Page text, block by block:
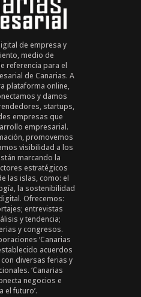
de empresa y
medio de
referencia para el
de Canarias. A
plataforma online,
y damos
startups,
empresas que
empresarial.
promovemos
visibilidad a los
marcando la
estratégicos
las islas, como: el
la sostenibilidad
Ofrecemos:
entrevistas
y tendencia;
y congresos.
‘Canarias
acuerdos
diversas ferias y
‘Canarias
negocios e
el futuro’.